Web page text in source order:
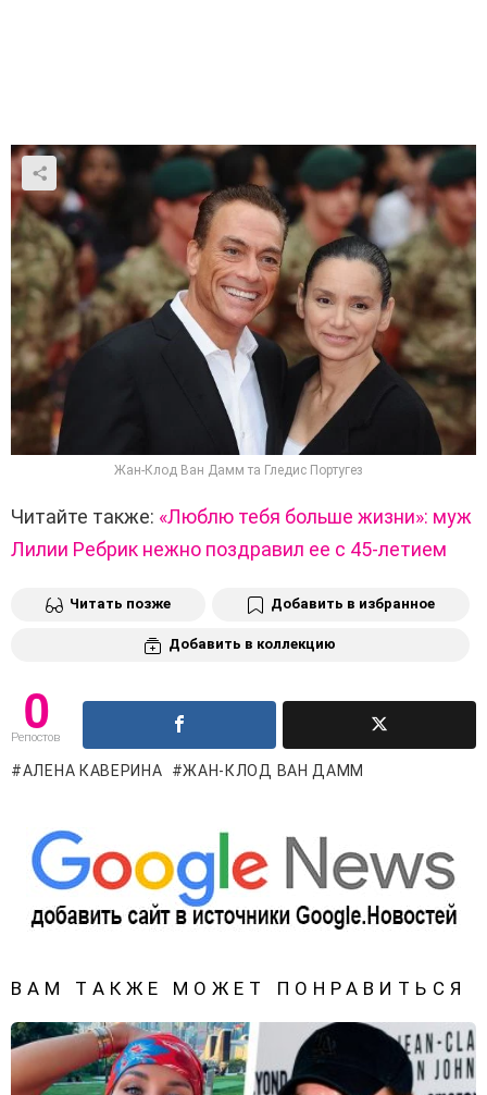
Жан-Клод Ван Дамм та Гледис Португез
Читайте также: «Люблю тебя больше жизни»: муж
Лилии Ребрик нежно поздравил ее с 45-летием
Читать позже Добавить в избранное
Добавить в коллекцию
0
Репостов
АЛЕНА КАВЕРИНА ЖАН-КЛОД ВАН ДАММ
ВАМ ТАКЖЕ МОЖЕТ ПОНРАВИТЬСЯ